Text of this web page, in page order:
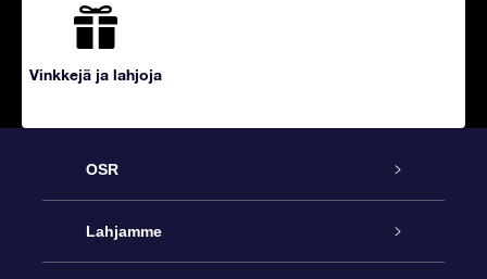
Vinkkejä ja lahjoja
OSR
Palvelu
Lahjamme